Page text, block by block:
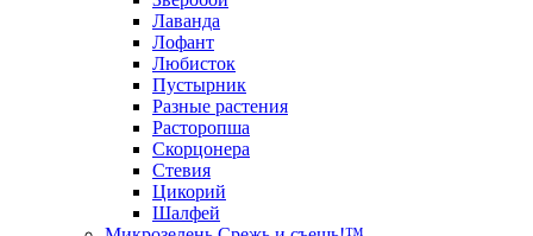
Лаванда
Лофант
Любисток
Пустырник
Разные растения
Расторопша
Скорцонера
Стевия
Цикорий
Шалфей